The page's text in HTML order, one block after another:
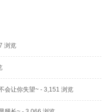
浏览
会让你失望~ - 3,151 浏览